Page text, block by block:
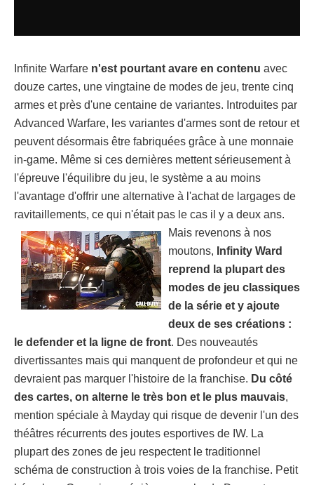
Infinite Warfare n'est pourtant avare en contenu avec
douze cartes, une vingtaine de modes de jeu, trente cinq
armes et près d'une centaine de variantes. Introduites par
Advanced Warfare, les variantes d'armes sont de retour et
peuvent désormais être fabriquées grâce à une monnaie
in-game. Même si ces dernières mettent sérieusement à
l'épreuve l'équilibre du jeu, le système a au moins
l'avantage d'offrir une alternative à l'achat de largages de
ravitaillements, ce qui n'était pas le cas il y a deux ans.
Mais revenons à nos
moutons, Infinity Ward
reprend la plupart des
modes de jeu classiques
de la série et y ajoute
deux de ses créations :
le defender et la ligne de front. Des nouveautés
divertissantes mais qui manquent de profondeur et qui ne
devraient pas marquer l'histoire de la franchise. Du côté
des cartes, on alterne le très bon et le plus mauvais,
mention spéciale à Mayday qui risque de devenir l'un des
théâtres récurrents des joutes esportives de IW. La
plupart des zones de jeu respectent le traditionnel
schéma de construction à trois voies de la franchise. Petit